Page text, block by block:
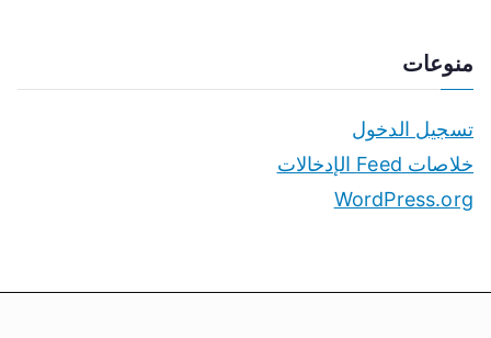
منوعات
تسجيل الدخول
خلاصات Feed الإدخالات
WordPress.org